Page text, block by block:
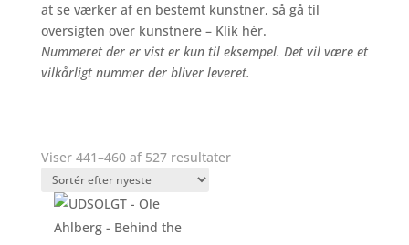
at se værker af en bestemt kunstner, så gå til
oversigten over kunstnere – Klik hér.
Nummeret der er vist er kun til eksempel. Det vil være et
vilkårligt nummer der bliver leveret.
Viser 441–460 af 527 resultaterSorteret